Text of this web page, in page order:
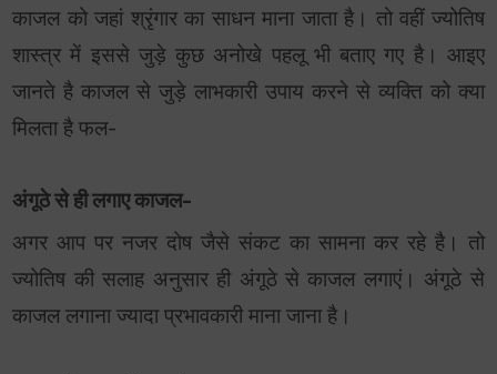
काजल को जहां श्रृंगार का साधन माना जाता है। तो वहीं ज्योतिष
शास्त्र में इससे जुड़े कुछ अनोखे पहलू भी बताए गए है। आइए
जानते है काजल से जुड़े लाभकारी उपाय करने से व्यक्ति को क्या
मिलता है फल-
अंगूठे से ही लगाए काजल-
अगर आप पर नजर दोष जैसे संकट का सामना कर रहे है। तो
ज्योतिष की सलाह अनुसार ही अंगूठे से काजल लगाएं। अंगूठे से
काजल लगाना ज्यादा प्रभावकारी माना जाना है।